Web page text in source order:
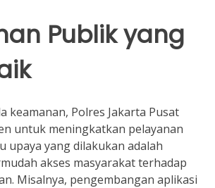
Publik yang
keamanan, Polres Jakarta Pusat
untuk meningkatkan pelayanan
upaya yang dilakukan adalah
akses masyarakat terhadap
Misalnya, pengembangan aplikasi